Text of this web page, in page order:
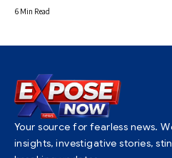
6 Min Read
Your source for fearless news.
insights, investigative stories,